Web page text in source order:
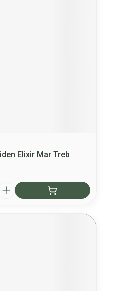
Elixir Mar Treb